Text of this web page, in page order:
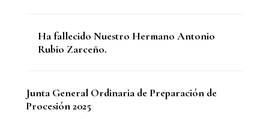
Ha fallecido Nuestro Hermano Antonio
Rubio Zarceño.
Junta General Ordinaria de Preparación de
Procesión 2025